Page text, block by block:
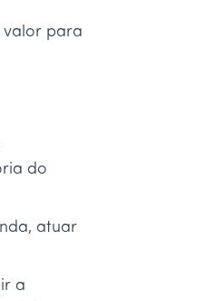
valor para
do
atuar
a